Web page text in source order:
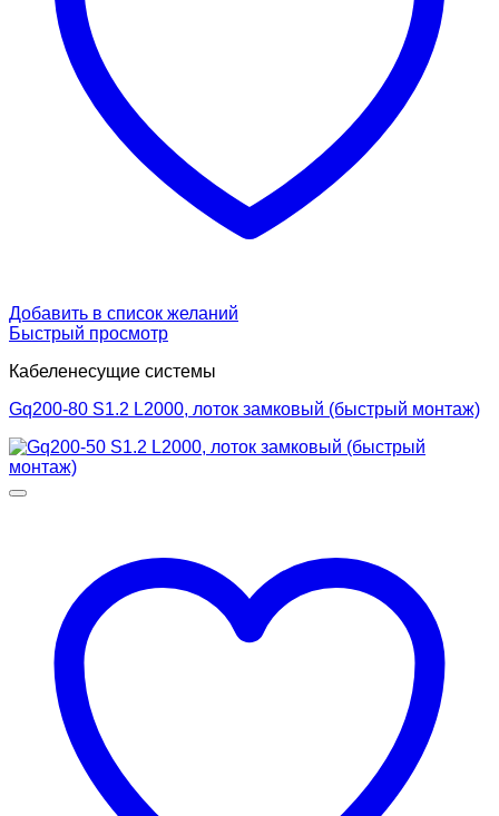
Добавить в список желаний
Быстрый просмотр
Кабеленесущие системы
Gq200-80 S1.2 L2000, лоток замковый (быстрый монтаж)